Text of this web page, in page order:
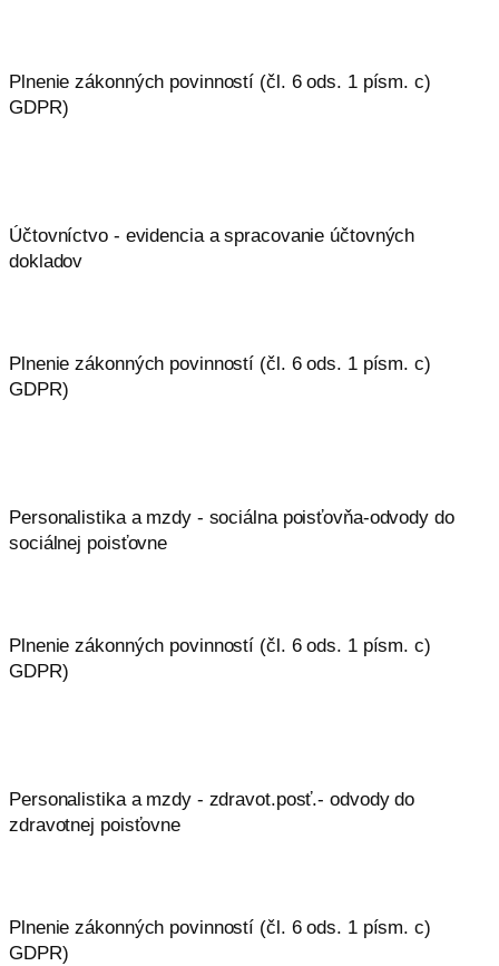
Plnenie zákonných povinností (čl. 6 ods. 1 písm. c)
GDPR)
Účtovníctvo - evidencia a spracovanie účtovných
dokladov
Plnenie zákonných povinností (čl. 6 ods. 1 písm. c)
GDPR)
Personalistika a mzdy - sociálna poisťovňa-odvody do
sociálnej poisťovne
Plnenie zákonných povinností (čl. 6 ods. 1 písm. c)
GDPR)
Personalistika a mzdy - zdravot.posť.- odvody do
zdravotnej poisťovne
Plnenie zákonných povinností (čl. 6 ods. 1 písm. c)
GDPR)